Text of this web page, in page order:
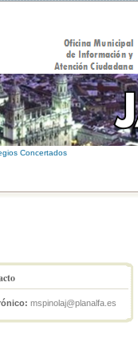
Concertados
mspinolaj@planalfa.es